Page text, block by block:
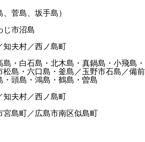
菅島、坂手島）
じ市沼島
知夫村／西ノ島町
・白石島・北木島・真鍋島・小飛島・
松島・六口島・釜島／玉野市石島／備前
・頭島・鴻島・鶴島・曽島
知夫村／西ノ島町
宮島町／広島市南区似島町